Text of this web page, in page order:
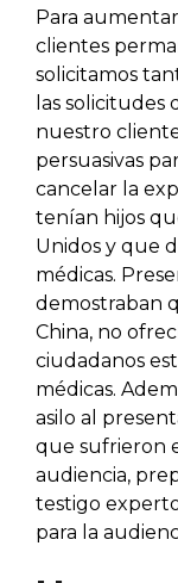
Para
clientes
solicitamos
las solicitudes
nuestro
persuasivas
cancelar la
tenían hijos
Unidos y que
médicas.
demostraban
China, no
ciudadanos
médicas.
asilo al
que sufrieron
audiencia,
testigo
para la